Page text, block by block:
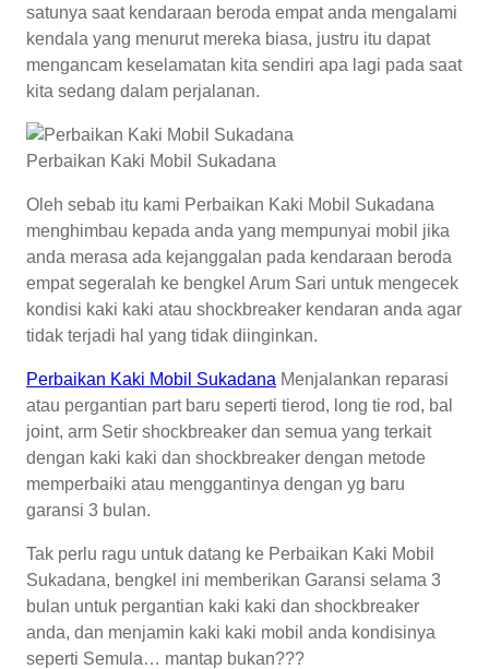
satunya saat kendaraan beroda empat anda mengalami
kendala yang menurut mereka biasa, justru itu dapat
mengancam keselamatan kita sendiri apa lagi pada saat
kita sedang dalam perjalanan.
Perbaikan Kaki Mobil Sukadana
Oleh sebab itu kami Perbaikan Kaki Mobil Sukadana
menghimbau kepada anda yang mempunyai mobil jika
anda merasa ada kejanggalan pada kendaraan beroda
empat segeralah ke bengkel Arum Sari untuk mengecek
kondisi kaki kaki atau shockbreaker kendaran anda agar
tidak terjadi hal yang tidak diinginkan.
Perbaikan Kaki Mobil Sukadana Menjalankan reparasi
atau pergantian part baru seperti tierod, long tie rod, bal
joint, arm Setir shockbreaker dan semua yang terkait
dengan kaki kaki dan shockbreaker dengan metode
memperbaiki atau menggantinya dengan yg baru
garansi 3 bulan.
Tak perlu ragu untuk datang ke Perbaikan Kaki Mobil
Sukadana, bengkel ini memberikan Garansi selama 3
bulan untuk pergantian kaki kaki dan shockbreaker
anda, dan menjamin kaki kaki mobil anda kondisinya
seperti Semula… mantap bukan???